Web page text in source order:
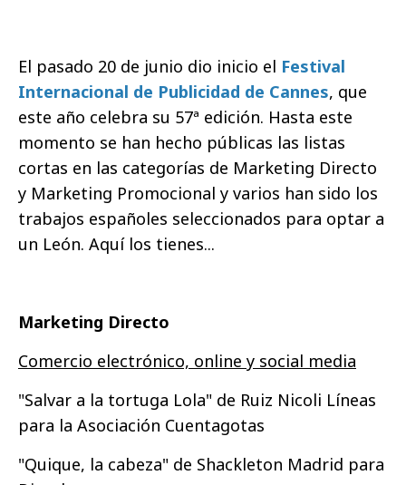
El pasado 20 de junio dio inicio el Festival
Internacional de Publicidad de Cannes, que
este año celebra su 57ª edición. Hasta este
momento se han hecho públicas las listas
cortas en las categorías de Marketing Directo
y Marketing Promocional y varios han sido los
trabajos españoles seleccionados para optar a
un León. Aquí los tienes...
Marketing Directo
Comercio electrónico, online y social media
"Salvar a la tortuga Lola" de Ruiz Nicoli Líneas
para la Asociación Cuentagotas
"Quique, la cabeza" de Shackleton Madrid para